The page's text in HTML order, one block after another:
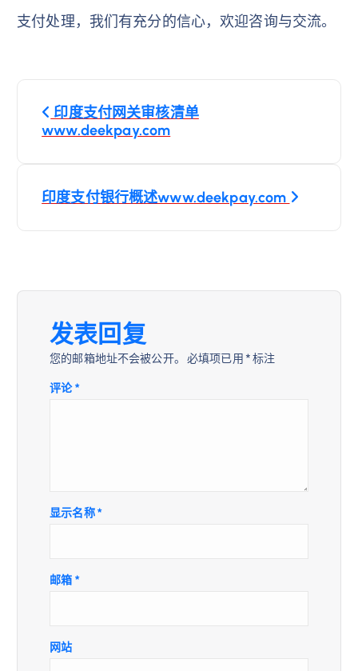
支付处理，我们有充分的信心，欢迎咨询与交流。
文
章
航
印度支付网关审核清单
www.deekpay.com
印度支付银行概述www.deekpay.com
发表回复
您的邮箱地址不会被公开。 必填项已用 *标注
评论*
显示名称*
邮箱 *
网站